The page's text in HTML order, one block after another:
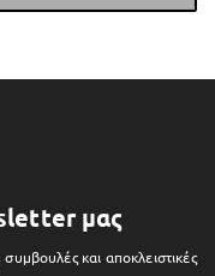
μας
και αποκλειστικές